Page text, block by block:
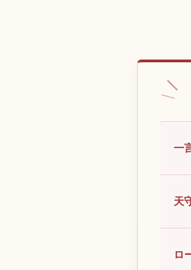
一
天
ロ